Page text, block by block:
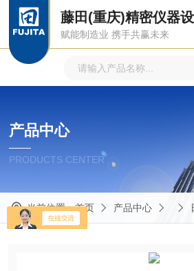
藤田(重庆)精密仪器
赋能制造业 携手共赢未来
产品中心
PRODUCTS CENTER
当前位置：首页 产品中心